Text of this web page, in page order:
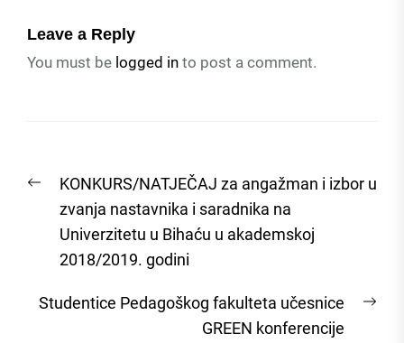
Leave a Reply
You must be logged in to post a comment.
navigation
Previous
post:
KONKURS/NATJEČAJ za angažman i izbor u
zvanja nastavnika i saradnika na
Univerzitetu u Bihaću u akademskoj
2018/2019. godini
Studentice Pedagoškog fakulteta učesnice
GREEN konferencije